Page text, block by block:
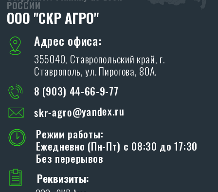
ОСТАВИТЬ ЗАЯВКУ
Я даю согласие на обработку персональных
данных в соответствии сполитикой
конфиденциальности.
Благодарим Вас за интерес, проявленный к
дилерам производственной компании «SKR»!